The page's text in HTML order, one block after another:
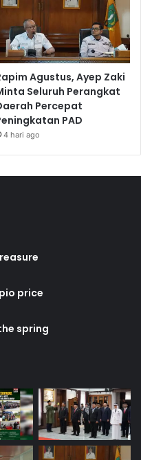
Agustus, Ayep Zaki
Seluruh Perangkat
Percepat
PAD
4 hari ago
price
spring